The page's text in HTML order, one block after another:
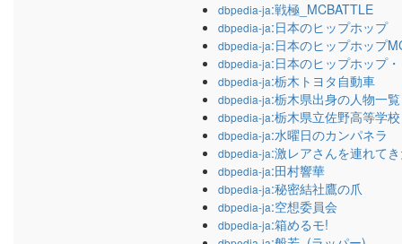
dbpedia-ja:戦極_MCBATTLE
dbpedia-ja:日本のヒップホップ
dbpedia-ja:日本のヒップホップ
dbpedia-ja:日本のヒップホップ
dbpedia-ja:栃木トヨタ自動車
dbpedia-ja:栃木県出身の人物一覧
dbpedia-ja:栃木県立佐野高等学
dbpedia-ja:水曜日のカンパネラ
dbpedia-ja:激レアさんを連れて
dbpedia-ja:田村響華
dbpedia-ja:秘密結社鷹の爪
dbpedia-ja:空想委員会
dbpedia-ja:箱めるモ!